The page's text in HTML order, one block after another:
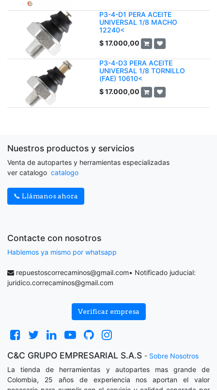
P3-4-D1 PERA ACEITE
UNIVERSAL 1/8 MACHO
12240<
$17.000,00
P3-4-D3 PERA ACEITE
UNIVERSAL 1/8 TORNILLO
(FAE) 10610<
$17.000,00
Nuestros productos y servicios
Venta de autopartes y herramientas especializadas
ver catalogo catalogo
📞 Llámanos ahora
Contacte con nosotros
Hablemos ya mismo por whatsapp
repuestoscorrecaminos@gmail.com• Notificado juducial:
juridico.correcaminos@gmail.com
Verificar empresa
C&C GRUPO EMPRESARIAL S.A.S - Sobre Nosotros
La tienda de herramientas y autopartes mas grande de
Colombia, 25 años de experiencia nos aportan el valor